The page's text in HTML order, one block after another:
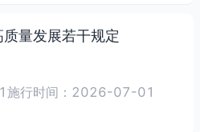
量发展若干规定
施行时间：2026-07-01